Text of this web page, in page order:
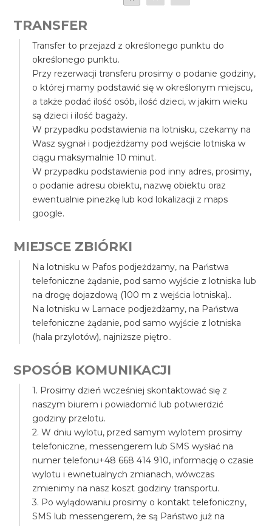
TRANSFER
Transfer to przejazd z określonego punktu do
określonego punktu.
Przy rezerwacji transferu prosimy o podanie godziny,
o której mamy podstawić się w określonym miejscu,
a także podać ilość osób, ilość dzieci, w jakim wieku
są dzieci i ilość bagaży.
W przypadku podstawienia na lotnisku, czekamy na
Wasz sygnał i podjeżdżamy pod wejście lotniska w
ciągu maksymalnie 10 minut.
W przypadku podstawienia pod inny adres, prosimy,
o podanie adresu obiektu, nazwę obiektu oraz
ewentualnie pinezkę lub kod lokalizacji z maps
google.
MIEJSCE ZBIÓRKI
Na lotnisku w Pafos podjeżdżamy, na Państwa
telefoniczne żądanie, pod samo wyjście z lotniska lub
na drogę dojazdową (100 m z wejścia lotniska)..
Na lotnisku w Larnace podjeżdżamy, na Państwa
telefoniczne żądanie, pod samo wyjście z lotniska
(hala przylotów), najniższe piętro..
SPOSÓB KOMUNIKACJI
1. Prosimy dzień wcześniej skontaktować się z
naszym biurem i powiadomić lub potwierdzić
godziny przelotu.
2. W dniu wylotu, przed samym wylotem prosimy
telefoniczne, messengerem lub SMS wysłać na
numer telefonu+48 668 414 910, informację o czasie
wylotu i ewnetualnych zmianach, wówczas
zmienimy na nasz koszt godziny transportu.
3. Po wylądowaniu prosimy o kontakt telefoniczny,
SMS lub messengerem, że są Państwo już na